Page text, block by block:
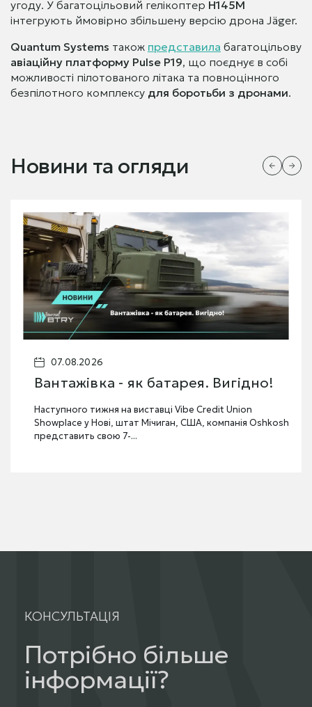
угоду. У багатоцільовий гелікоптер H145M
інтегрують ймовірно збільшену версію дрона Jäger.
Quantum Systems також представила багатоцільову
авіаційну платформу Pulse P19, що поєднує в собі
можливості пілотованого літака та повноцінного
безпілотного комплексу для боротьби з дронами.
Новини та огляди
- як батарея. Вигідно!
тижня на виставці Vibe Credit Union
у Нові, штат Мічиган, США, компанія Oshkosh
свою 7-...
Армія США
КОНСУЛЬТАЦІЯ
Потрібно більше
інформації?